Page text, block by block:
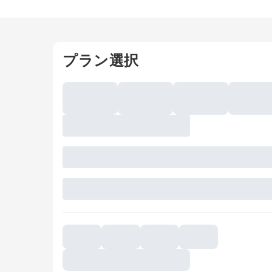
プラン選択